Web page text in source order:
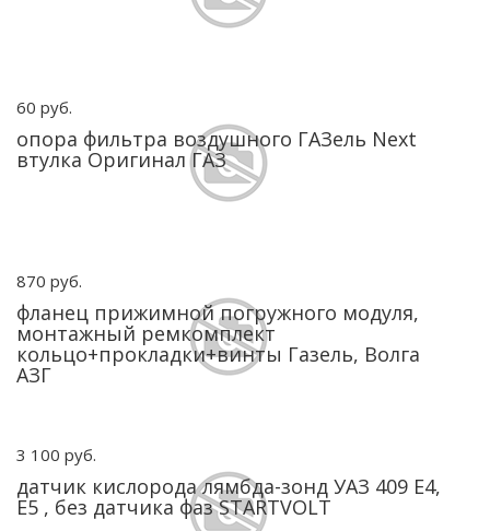
60 руб.
опора фильтра воздушного ГАЗель Next
втулка Оригинал ГАЗ
870 руб.
фланец прижимной погружного модуля,
монтажный ремкомплект
кольцо+прокладки+винты Газель, Волга
АЗГ
3 100 руб.
датчик кислорода лямбда-зонд УАЗ 409 Е4,
Е5 , без датчика фаз STARTVOLT